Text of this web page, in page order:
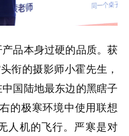
品本身过硬的品质。获
衔的摄影师小霍先生，
国陆地最东边的黑瞎子
的极寒环境中使用联想
人机的飞行。严寒是对